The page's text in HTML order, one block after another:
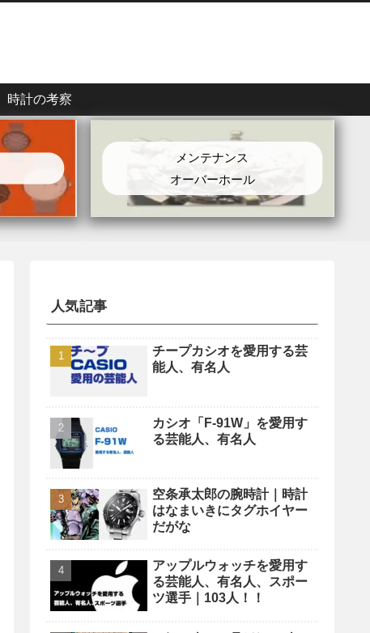
時計の考察
メンテナンス
オーバーホール
人気記事
チープカシオを愛用する芸
能人、有名人
カシオ「F-91W」を愛用す
る芸能人、有名人
空条承太郎の腕時計｜時計
はなまいきにタグホイヤー
だがな
アップルウォッチを愛用す
る芸能人、有名人、スポー
ツ選手｜103人！！